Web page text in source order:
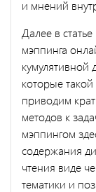
и мнений
Далее в
мэппинга
которые
приводим
методов к
мэппингом
содержания
чтения виде
тематики и